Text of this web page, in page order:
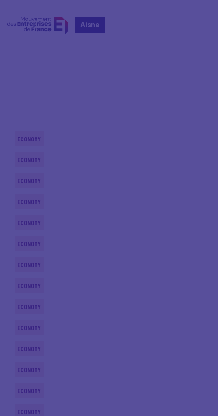
Aisne
ECONOMY
ECONOMY
ECONOMY
ECONOMY
ECONOMY
ECONOMY
ECONOMY
ECONOMY
ECONOMY
ECONOMY
ECONOMY
ECONOMY
ECONOMY
ECONOMY